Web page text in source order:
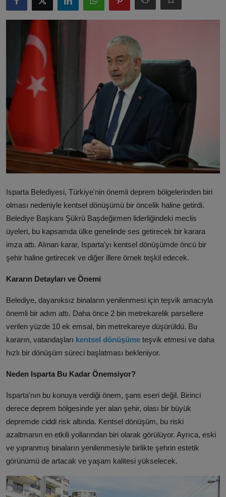
ŞİRKETLER
BELEDİYELER
Isparta Belediyesi, Türkiye'nin önemli deprem bölgelerinden biri
olması nedeniyle kentsel dönüşümü bir öncelik haline getirdi.
Belediye Başkanı Şükrü Başdeğirmen liderliğindeki meclis
üyeleri, bu kapsamda ülke genelinde ses getirecek bir karara
imza attı. Alınan karar, Isparta'yı kentsel dönüşümde öncü bir
şehir haline getirecek ve diğer illere örnek teşkil edecek.
Kararın Detayları ve Önemi
Belediye, dayanıksız binaların yenilenmesi için teşvik amacıyla
önemli bir adım attı. Daha önce 2 bin metrekarelik parsellere
verilen yüzde 10 ek emsal, bin metrekareye düşürüldü. Bu
kararın, vatandaşları kentsel dönüşüme teşvik etmesi ve daha
hızlı bir dönüşüm süreci başlatması bekleniyor.
Neden Isparta Bu Kadar Önemsiyor?
Isparta'nın bu konuya verdiği önem, şans eseri değil. Birinci
derece deprem bölgesinde yer alan şehir, olası bir büyük
depremde ciddi risk altında. Kentsel dönüşüm, bu riski
azaltmanın en etkili yollarından biri olarak görülüyor. Ayrıca, eski
ve yıpranmış binaların yenilenmesiyle birlikte şehrin estetik
görünümü de artacak ve yaşam kalitesi yükselecek.